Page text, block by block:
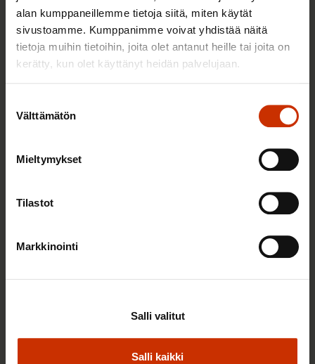
alan kumppaneillemme tietoja siitä, miten käytät
sivustoamme. Kumppanimme voivat yhdistää näitä
tietoja muihin tietoihin, joita olet antanut heille tai joita on
kerätty, kun olet käyttänyt heidän palvelujaan.
valinta
Välttämätön
Mieltymykset
Tilastot
Markkinointi
Salli kaikki
Salli valitut
22.5.2026 9:00
jaksamista tukevaan terveelliseen syömiseen